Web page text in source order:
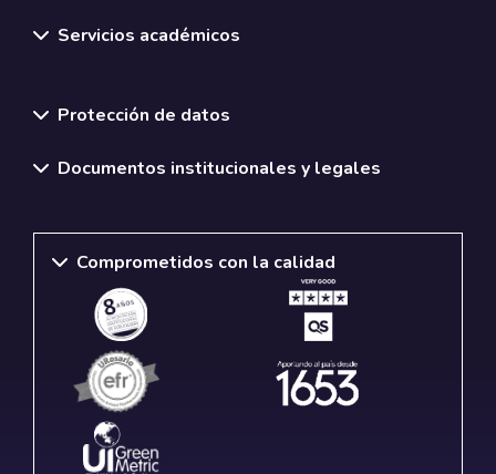
Servicios académicos
Protección de datos
Documentos institucionales y legales
Comprometidos con la calidad